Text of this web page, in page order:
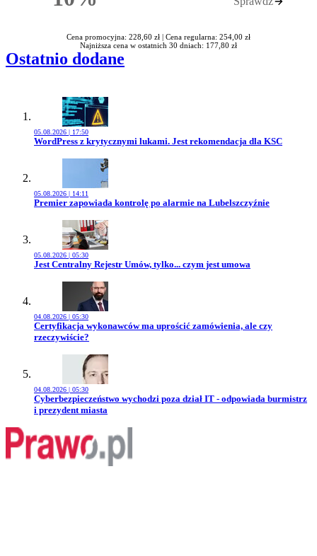
Rabatu
Cena promocyjna: 228,60 zł | Cena regularna: 254,00 zł
Najniższa cena w ostatnich 30 dniach: 177,80 zł
Ostatnio dodane
05.08.2026 | 17:50
Przejdź do artykułu:
WordPress z krytycznymi lukami. Jest rekomendacja dla KSC
05.08.2026 | 14:11
Przejdź do artykułu:
Premier zapowiada kontrolę po alarmie na Lubelszczyźnie
05.08.2026 | 05:30
Przejdź do artykułu:
Jest Centralny Rejestr Umów, tylko... czym jest umowa
04.08.2026 | 05:30
Przejdź do artykułu:
Certyfikacja wykonawców ma uprościć zamówienia, ale czy
rzeczywiście?
04.08.2026 | 05:30
Przejdź do artykułu:
Cyberbezpieczeństwo wychodzi poza dział IT - odpowiada burmistrz
i prezydent miasta